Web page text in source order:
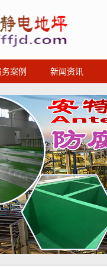
务案例 新闻资讯